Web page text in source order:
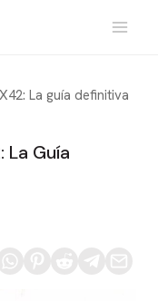
La guía definitiva
La Guía